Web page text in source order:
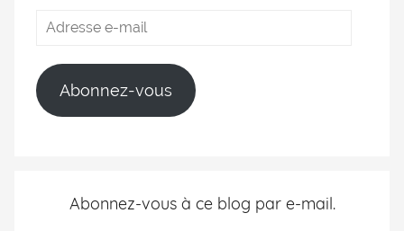
Abonnez-vous
Abonnez-vous à ce blog par e-mail.